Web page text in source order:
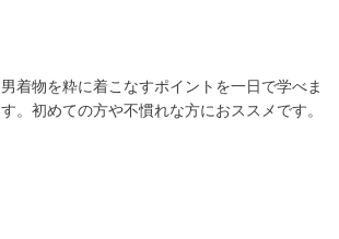
男着物を粋に着こなすポイントを一日で学べま
す。初めての方や不慣れな方におススメです。